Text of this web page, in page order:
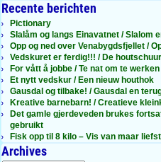
Recente berichten
Pictionary
Slalåm og langs Einavatnet / Slalom
Opp og ned over Venabygdsfjellet /
Vedskuret er ferdig!!! / De
For vått å jobbe / Te nat om te werken
Et nytt vedskur / Een nieuw houthok
Gausdal og tilbake! / Gausdal en
Kreative barnebarn! / Creatieve
Det gamle gjerdeveden brukes
gebruikt
Fisk opp til 8 kilo – Vis van maar
Archives